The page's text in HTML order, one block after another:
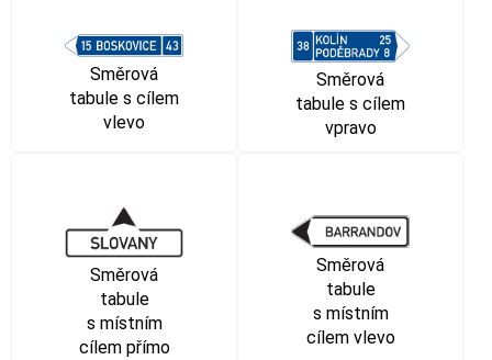
Směrová
tabule s cílem
vlevo
Směrová
tabule s cílem
vpravo
Směrová
tabule
s místním
cílem přímo
Směrová
tabule
s místním
cílem vlevo